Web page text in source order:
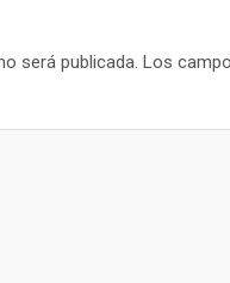
será publicada. Los